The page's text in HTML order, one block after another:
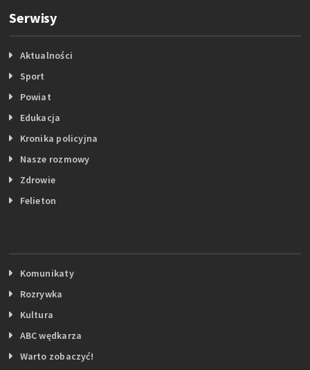
Serwisy
Aktualności
Sport
Powiat
Edukacja
Kronika policyjna
Nasze rozmowy
Zdrowie
Felieton
Komunikaty
Rozrywka
Kultura
ABC wędkarza
Warto zobaczyć!